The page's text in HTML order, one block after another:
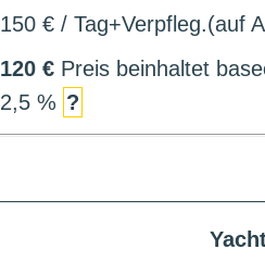
150 € / Tag+Verpfleg.(auf
120 € Preis beinhaltet
2,5 % ?